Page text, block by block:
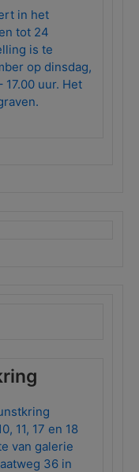
in het
tot 24
is te
op dinsdag,
17.00 uur. Het
11, 17 en 18
van galerie
36 in